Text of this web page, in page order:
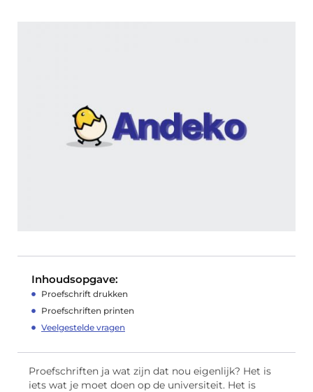
Inhoudsopgave:
Proefschrift drukken
Proefschriften printen
Veelgestelde vragen
Proefschriften ja wat zijn dat nou eigenlijk? Het is
iets wat je moet doen op de universiteit. Het is